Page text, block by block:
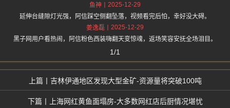
鱼神
2025-12-29
延伸台缝隙灯光强，阿信踩空侧翻坠落，视频看完后怕，幸好没大碍。
姜逸磊
2025-12-29
黑子网用户看热闹，阿信粉色西装嗨翻天变惊魂，返场笑容安抚全场泪目。
1/1
吉林伊通地区发现大型金矿-资源量将突破100吨
上海网红黄鱼面塌房-大多数网红店后厨情况堪忧